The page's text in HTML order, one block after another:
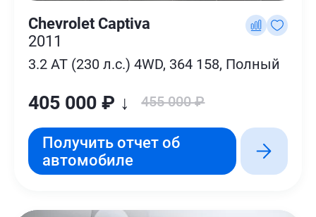
Chevrolet Captiva
2011
3.2 AT (230 л.с.) 4WD, 364 158, Полный
405 000 ₽ ↓ 455 000 ₽
Получить отчет об
автомобиле